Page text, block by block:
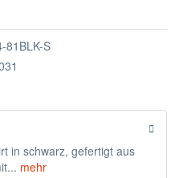
81BLK-S
in schwarz, gefertigt aus
mehr